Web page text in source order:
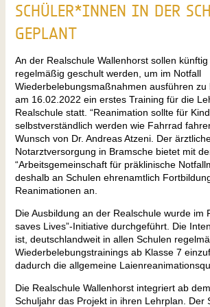
SCHÜLER*INNEN IN DER
GEPLANT
An der Realschule Wallenhorst sollen
regelmäßig geschult werden, um im Notfall
Wiederbelebungsmaßnahmen ausführen zu
am 16.02.2022 ein erstes Training für die
Realschule statt. “Reanimation sollte für
selbstverständlich werden wie Fahrrad
Wunsch von Dr. Andreas Atzeni. Der
Notarztversorgung in Bramsche bietet mit
“Arbeitsgemeinschaft für präklinische
deshalb an Schulen ehrenamtlich
Reanimationen an.
Die Ausbildung an der Realschule wurde im
saves Lives”-Initiative durchgeführt. Die
ist, deutschlandweit in allen Schulen
Wiederbelebungstrainings ab Klasse 7
dadurch die allgemeine
Die Realschule Wallenhorst integriert ab
Schuljahr das Projekt in ihren Lehrplan. Der